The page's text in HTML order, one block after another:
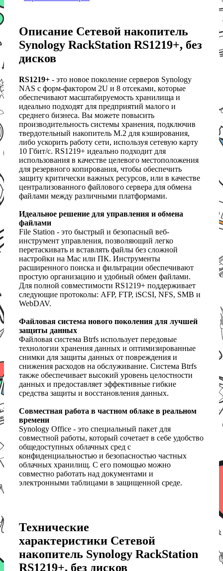
Описание Сетевой накопитель
Synology RackStation RS1219+, без
дисков
RS1219+ - это новое поколение серверов Synology
NAS с форм-фактором 2U и 8 отсеками, которые
обеспечивают масштабируемость хранилища и
идеально подходят для предприятий малого и
среднего бизнеса. Вы можете повысить
производительность системы хранения, подключив
твердотельный накопитель M.2 для кэширования,
либо ускорить работу сети, используя сетевую карту
10 Гбит/с. RS1219+ идеально подходит для
использования в качестве целевого местоположения
для резервного копирования, чтобы обеспечить
защиту критически важных ресурсов, или в качестве
централизованного файлового сервера для обмена
файлами между различными платформами.
Идеальное решение для управления и обмена
файлами
File Station - это быстрый и безопасный веб-
инструмент управления, позволяющий легко
перетаскивать и вставлять файлы без сложной
настройки на Mac или ПК. Инструменты
расширенного поиска и фильтрации обеспечивают
простую организацию и удобный обмен файлами.
Для полной совместимости RS1219+ поддерживает
следующие протоколы: AFP, FTP, iSCSI, NFS, SMB и
WebDAV.
Файловая система нового поколения для лучшей
защиты данных
Файловая система Btrfs использует передовые
технологии хранения данных и оптимизированные
снимки для защиты данных от повреждения и
снижения расходов на обслуживание. Система Btrfs
также обеспечивает высокий уровень целостности
данных и предоставляет эффективные гибкие
средства защиты и восстановления данных.
Совместная работа в частном облаке в реальном
времени
Synology Office - это специальный пакет для
совместной работы, который сочетает в себе удобство
общедоступных облачных сред с
конфиденциальностью и безопасностью частных
облачных хранилищ. С его помощью можно
совместно работать над документами и
электронными таблицами в защищенной среде.
Технические
характеристики Сетевой
накопитель Synology RackStation
RS1219+, без дисков